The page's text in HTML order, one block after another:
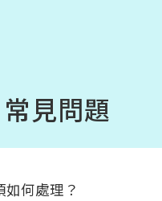
常見問題
如何處理？